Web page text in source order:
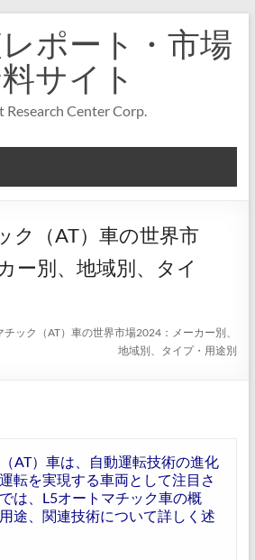
ポート・市場
サイト
Research Center Corp.
ク（AT）車の世界市
ー別、地域別、タイ
チック（AT）車の世界市場2024：メーカー別、
地域別、タイプ・用途別
AT）車は、自動運転技術の進化
転を実現する車両として注目さ
は、L5オートマチック車の概
途、関連技術について詳しく述